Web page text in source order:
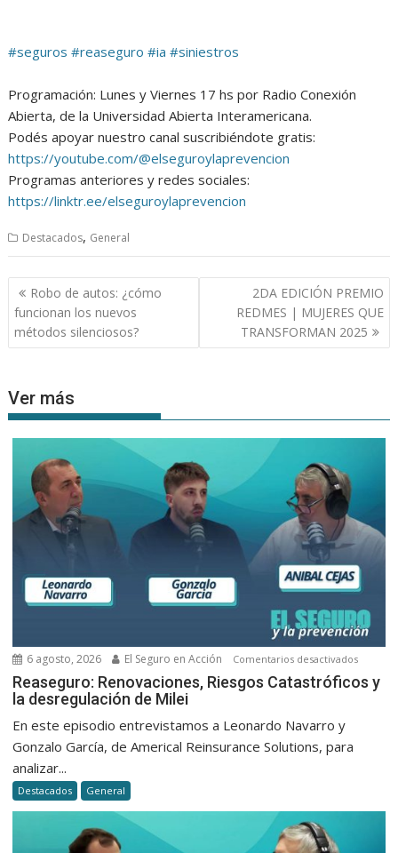
#seguros #reaseguro #ia #siniestros
Programación: Lunes y Viernes 17 hs por Radio Conexión
Abierta, de la Universidad Abierta Interamericana.
Podés apoyar nuestro canal suscribiéndote gratis:
https://youtube.com/@elseguroylaprevencion
Programas anteriores y redes sociales:
https://linktr.ee/elseguroylaprevencion
Destacados, General
Navegación
de
entradas
Robo de autos: ¿cómo
funcionan los nuevos
métodos silenciosos?
2DA EDICIÓN PREMIO
REDMES | MUJERES QUE
TRANSFORMAN 2025
Ver más
6 agosto, 2026 El Seguro en Acción Comentarios desactivadosen
de
Reaseguro: Renovaciones, Riesgos Catastróficos y
la desregulación de Milei
En este episodio entrevistamos a Leonardo Navarro y
Gonzalo García, de Americal Reinsurance Solutions, para
analizar...
Destacados General